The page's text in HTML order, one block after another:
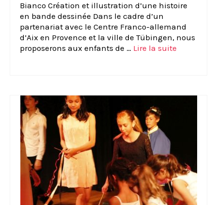
Bianco Création et illustration d’une histoire
en bande dessinée Dans le cadre d’un
partenariat avec le Centre Franco-allemand
d’Aix en Provence et la ville de Tübingen, nous
proposerons aux enfants de … Lire la suite­­